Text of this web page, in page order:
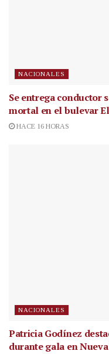
NACIONALES
Se entrega conductor
mortal en el bulevar
HACE 16 HORAS
NACIONALES
Patricia Godínez
durante gala en